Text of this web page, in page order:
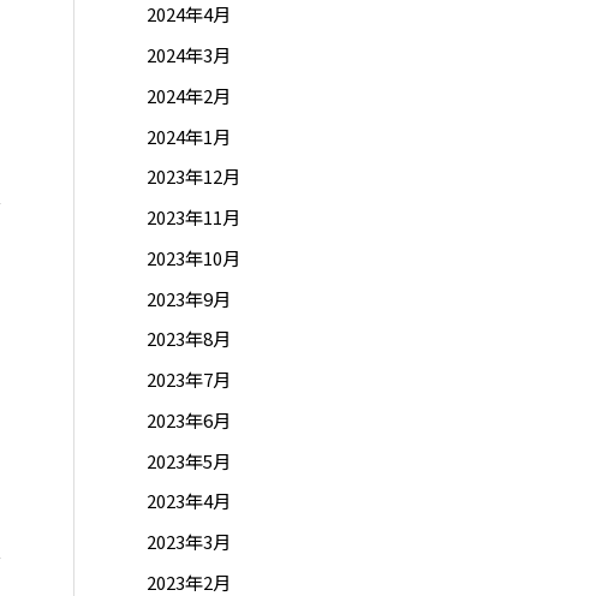
2024年4月
2024年3月
2024年2月
2024年1月
2023年12月
2023年11月
2023年10月
2023年9月
2023年8月
2023年7月
2023年6月
2023年5月
2023年4月
2023年3月
2023年2月